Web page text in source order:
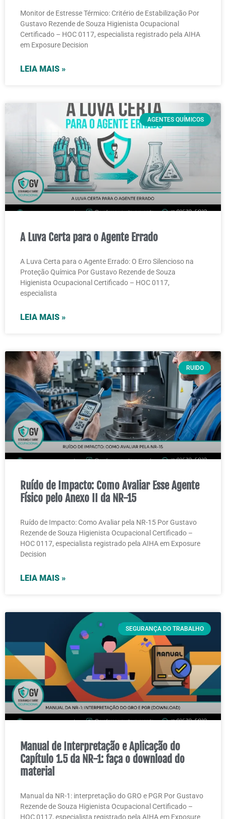
Monitor de Estresse Térmico: Critério de Estabilização Por
Gustavo Rezende de Souza Higienista Ocupacional
Certificado – HOC 0117, especialista registrado pela AIHA
em Exposure Decision
LEIA MAIS »
AGENTES QUÍMICOS
A Luva Certa para o Agente Errado
A Luva Certa para o Agente Errado: O Erro Silencioso na
Proteção Química Por Gustavo Rezende de Souza
Higienista Ocupacional Certificado – HOC 0117,
especialista
LEIA MAIS »
RUIDO
Ruído de Impacto: Como Avaliar Esse Agente
Físico pelo Anexo II da NR-15
Ruído de Impacto: Como Avaliar pela NR-15 Por Gustavo
Rezende de Souza Higienista Ocupacional Certificado –
HOC 0117, especialista registrado pela AIHA em Exposure
Decision
LEIA MAIS »
SEGURANÇA DO TRABALHO
Manual de Interpretação e Aplicação do
Capítulo 1.5 da NR-1: faça o download do
material
Manual da NR-1: interpretação do GRO e PGR Por Gustavo
Rezende de Souza Higienista Ocupacional Certificado –
HOC 0117, especialista registrado pela AIHA em Exposure